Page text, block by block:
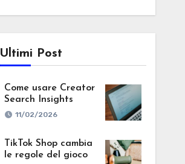
Ultimi Post
Come usare Creator
Search Insights
11/02/2026
TikTok Shop cambia
le regole del gioco